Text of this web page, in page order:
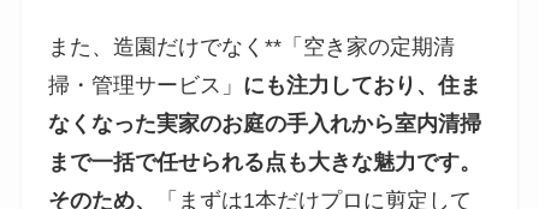
また、造園だけでなく**「空き家の定期清
掃・管理サービス」 にも注力しており、住ま
なくなった実家のお庭の手入れから室内清掃
まで一括で任せられる点も大きな魅力です。
そのため、
「まずは1本だけプロに剪定して